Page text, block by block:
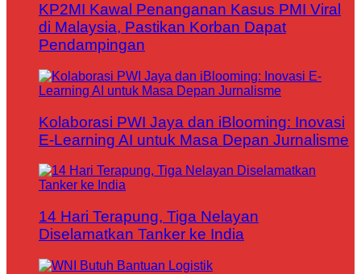
KP2MI Kawal Penanganan Kasus PMI Viral
di Malaysia, Pastikan Korban Dapat
Pendampingan
Kolaborasi PWI Jaya dan iBlooming: Inovasi
E-Learning AI untuk Masa Depan Jurnalisme
14 Hari Terapung, Tiga Nelayan
Diselamatkan Tanker ke India